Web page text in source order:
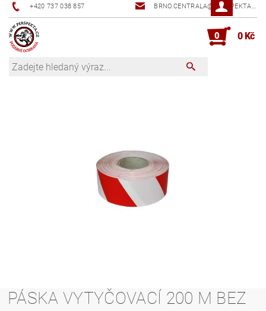
+420 737 038 857 BRNO.CENTRALA@PERSPEKTA.CZ
0 0 Kč
PÁSKA VYTYČOVACÍ 200 M BEZ